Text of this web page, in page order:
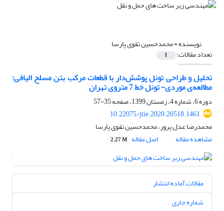
نویسنده =محمدحسین تقوی پارسا
تعداد مقالات: 1
تحلیل و طراحی تونل پوشش‌دار با قطعات مرکب بتن مسلح الیافی:
مطالعه‌ی موردی- تونل خط 7 متروی تهران
دوره 6، شماره 4، زمستان 1399، صفحه
35-57
10.22075/jtie.2020.20518.1461
محمدرضا عدل پرور، محمدحسین تقوی پارسا
مشاهده مقاله
اصل مقاله 2.27 M
مقالات آماده انتشار
شماره جاری